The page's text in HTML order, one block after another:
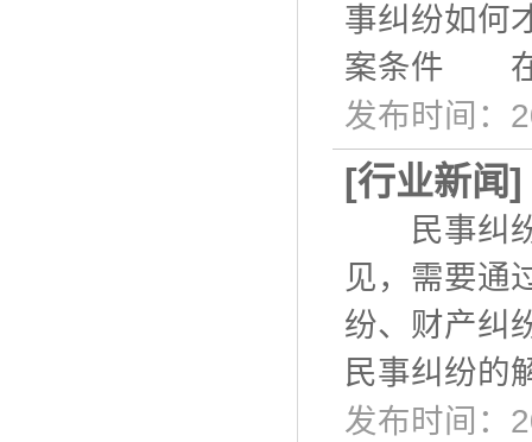
事纠纷如何
案条件 在
发布时间：
[行业新闻]
民事纠纷
见，需要通
纷、财产纠
民事纠纷的
发布时间：